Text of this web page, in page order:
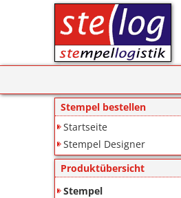
Stempel bestellen
Startseite
Stempel Designer
Produktübersicht
Stempel